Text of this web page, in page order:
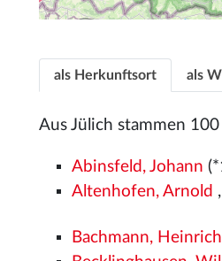
als Herkunftsort als
Aus Jülich stammen 100
Abinsfeld, Johann
Altenhofen, Arnold
Bachmann,